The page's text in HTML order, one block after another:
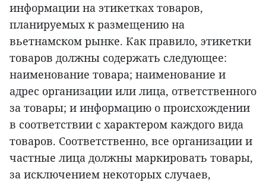
информации на этикетках товаров,
планируемых к размещению на
вьетнамском рынке. Как правило, этикетки
товаров должны содержать следующее:
наименование товара; наименование и
адрес организации или лица, ответственного
за товары; и информацию о происхождении
в соответствии с характером каждого вида
товаров. Соответственно, все организации и
частные лица должны маркировать товары,
за исключением некоторых случаев,